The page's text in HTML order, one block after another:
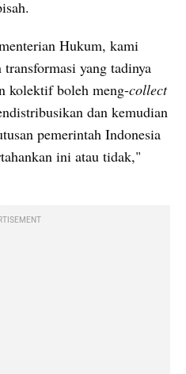
Hukum, kami
yang tadinya
kolektif boleh meng-collect
dan kemudian
pemerintah Indonesia
ini atau tidak,"